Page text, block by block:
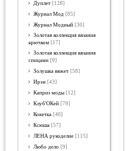
Дуплет [128]
Журнал Мод [85]
Журнал Модный [30]
Золотая коллекция вязания
крючком [17]
Золотая коллекция вязания
спицами [9]
Золушка вяжет [58]
Ирэн [43]
Каприз моды [12]
Клуб'ОКей [79]
Кокетка [40]
Ксюша [57]
ЛЕНА рукоделие [115]
Любо дело [9]